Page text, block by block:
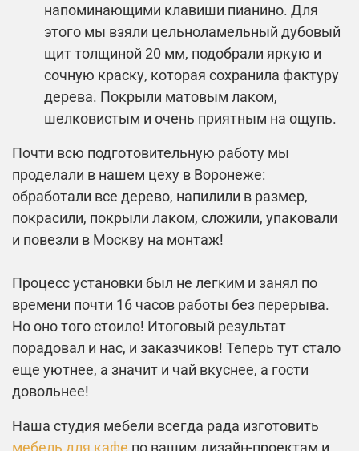
напоминающими клавиши пианино. Для
этого мы взяли цельноламельный дубовый
щит толщиной 20 мм, подобрали яркую и
сочную краску, которая сохранила фактуру
дерева. Покрыли матовым лаком,
шелковистым и очень приятным на ощупь.
Почти всю подготовительную работу мы
проделали в нашем цеху в Воронеже:
обработали все дерево, напилили в размер,
покрасили, покрыли лаком, сложили, упаковали
и повезли в Москву на монтаж!
Процесс установки был не легким и занял по
времени почти 16 часов работы без перерыва.
Но оно того стоило! Итоговый результат
порадовал и нас, и заказчиков! Теперь тут стало
еще уютнее, а значит и чай вкуснее, а гости
довольнее!
Наша студия мебели всегда рада изготовить
мебель для кафе по вашим дизайн-проектам и